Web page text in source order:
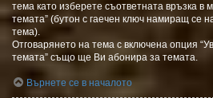
тема като изберете съответната връзка в
темата” (бутон с гаечен ключ намиращ се
тема).
Отговарянето на тема с включена опция
темата” също ще Ви абонира за темата.
Върнете се в началото